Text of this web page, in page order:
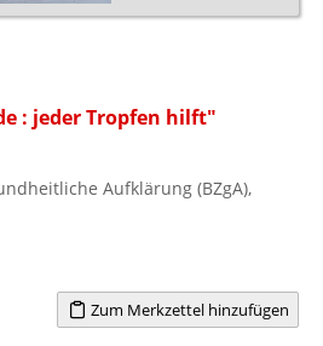
: jeder Tropfen hilft"
Aufklärung (BZgA),
Zum Merkzettel hinzufügen